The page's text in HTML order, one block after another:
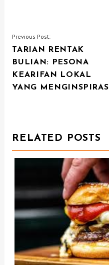
P
O
T
V
I
T
I
Previous Post:
TARIAN RENTAK
BULIAN: PESONA
KEARIFAN LOKAL
YANG MENGINSPIRASI
RELATED POSTS